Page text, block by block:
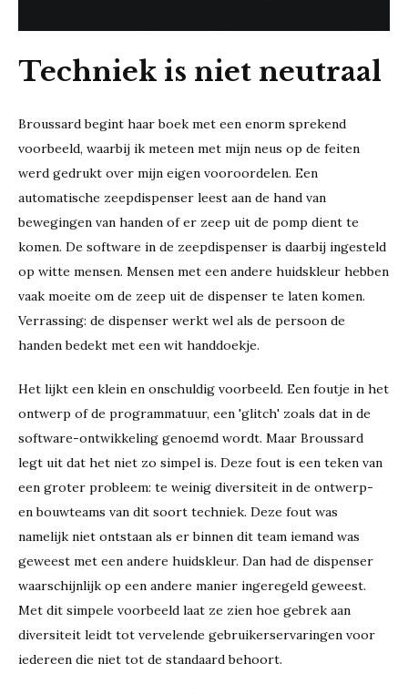
Techniek is niet neutraal
Broussard begint haar boek met een enorm sprekend
voorbeeld, waarbij ik meteen met mijn neus op de feiten
werd gedrukt over mijn eigen vooroordelen. Een
automatische zeepdispenser leest aan de hand van
bewegingen van handen of er zeep uit de pomp dient te
komen. De software in de zeepdispenser is daarbij ingesteld
op witte mensen. Mensen met een andere huidskleur hebben
vaak moeite om de zeep uit de dispenser te laten komen.
Verrassing: de dispenser werkt wel als de persoon de
handen bedekt met een wit handdoekje.
Het lijkt een klein en onschuldig voorbeeld. Een foutje in het
ontwerp of de programmatuur, een 'glitch' zoals dat in de
software-ontwikkeling genoemd wordt. Maar Broussard
legt uit dat het niet zo simpel is. Deze fout is een teken van
een groter probleem: te weinig diversiteit in de ontwerp-
en bouwteams van dit soort techniek. Deze fout was
namelijk niet ontstaan als er binnen dit team iemand was
geweest met een andere huidskleur. Dan had de dispenser
waarschijnlijk op een andere manier ingeregeld geweest.
Met dit simpele voorbeeld laat ze zien hoe gebrek aan
diversiteit leidt tot vervelende gebruikerservaringen voor
iedereen die niet tot de standaard behoort.